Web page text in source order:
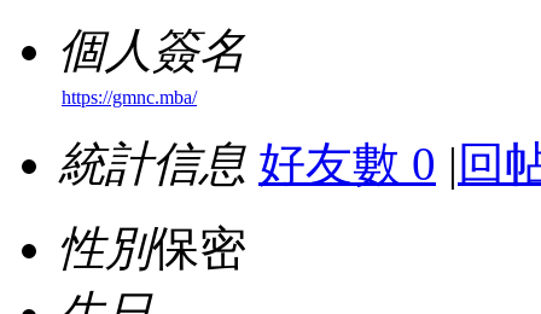
個人簽名
https://gmnc.mba/
統計信息 好友數 0 | 回
性別保密